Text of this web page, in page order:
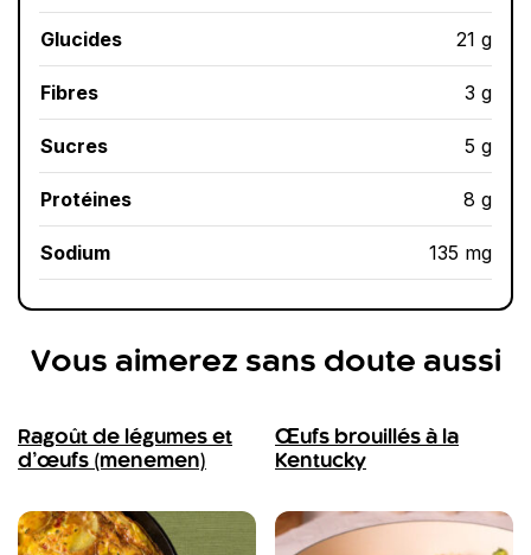
Glucides 21 g
Fibres 3 g
Sucres 5 g
Protéines 8 g
Sodium 135 mg
Vous aimerez sans doute aussi
Ragoût de légumes et
d’œufs (menemen)
Œufs brouillés à la
Kentucky